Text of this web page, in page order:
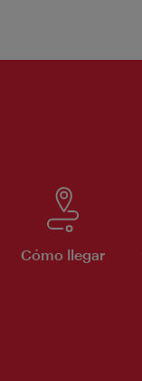
Cómo llegar